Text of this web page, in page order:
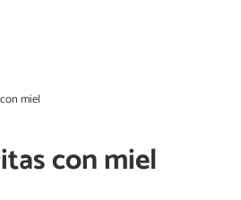
miel
con miel